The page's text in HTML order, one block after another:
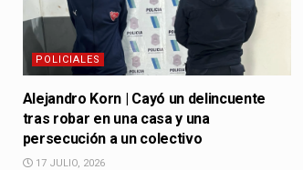
POLICIALES
Alejandro Korn | Cayó un delincuente
tras robar en una casa y una
persecución a un colectivo
17 JULIO, 2026